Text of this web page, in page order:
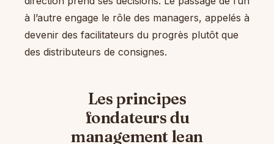
à l’autre engage le rôle des managers, appelés à
devenir des facilitateurs du progrès plutôt que
des distributeurs de consignes.
Les principes
fondateurs du
management lean